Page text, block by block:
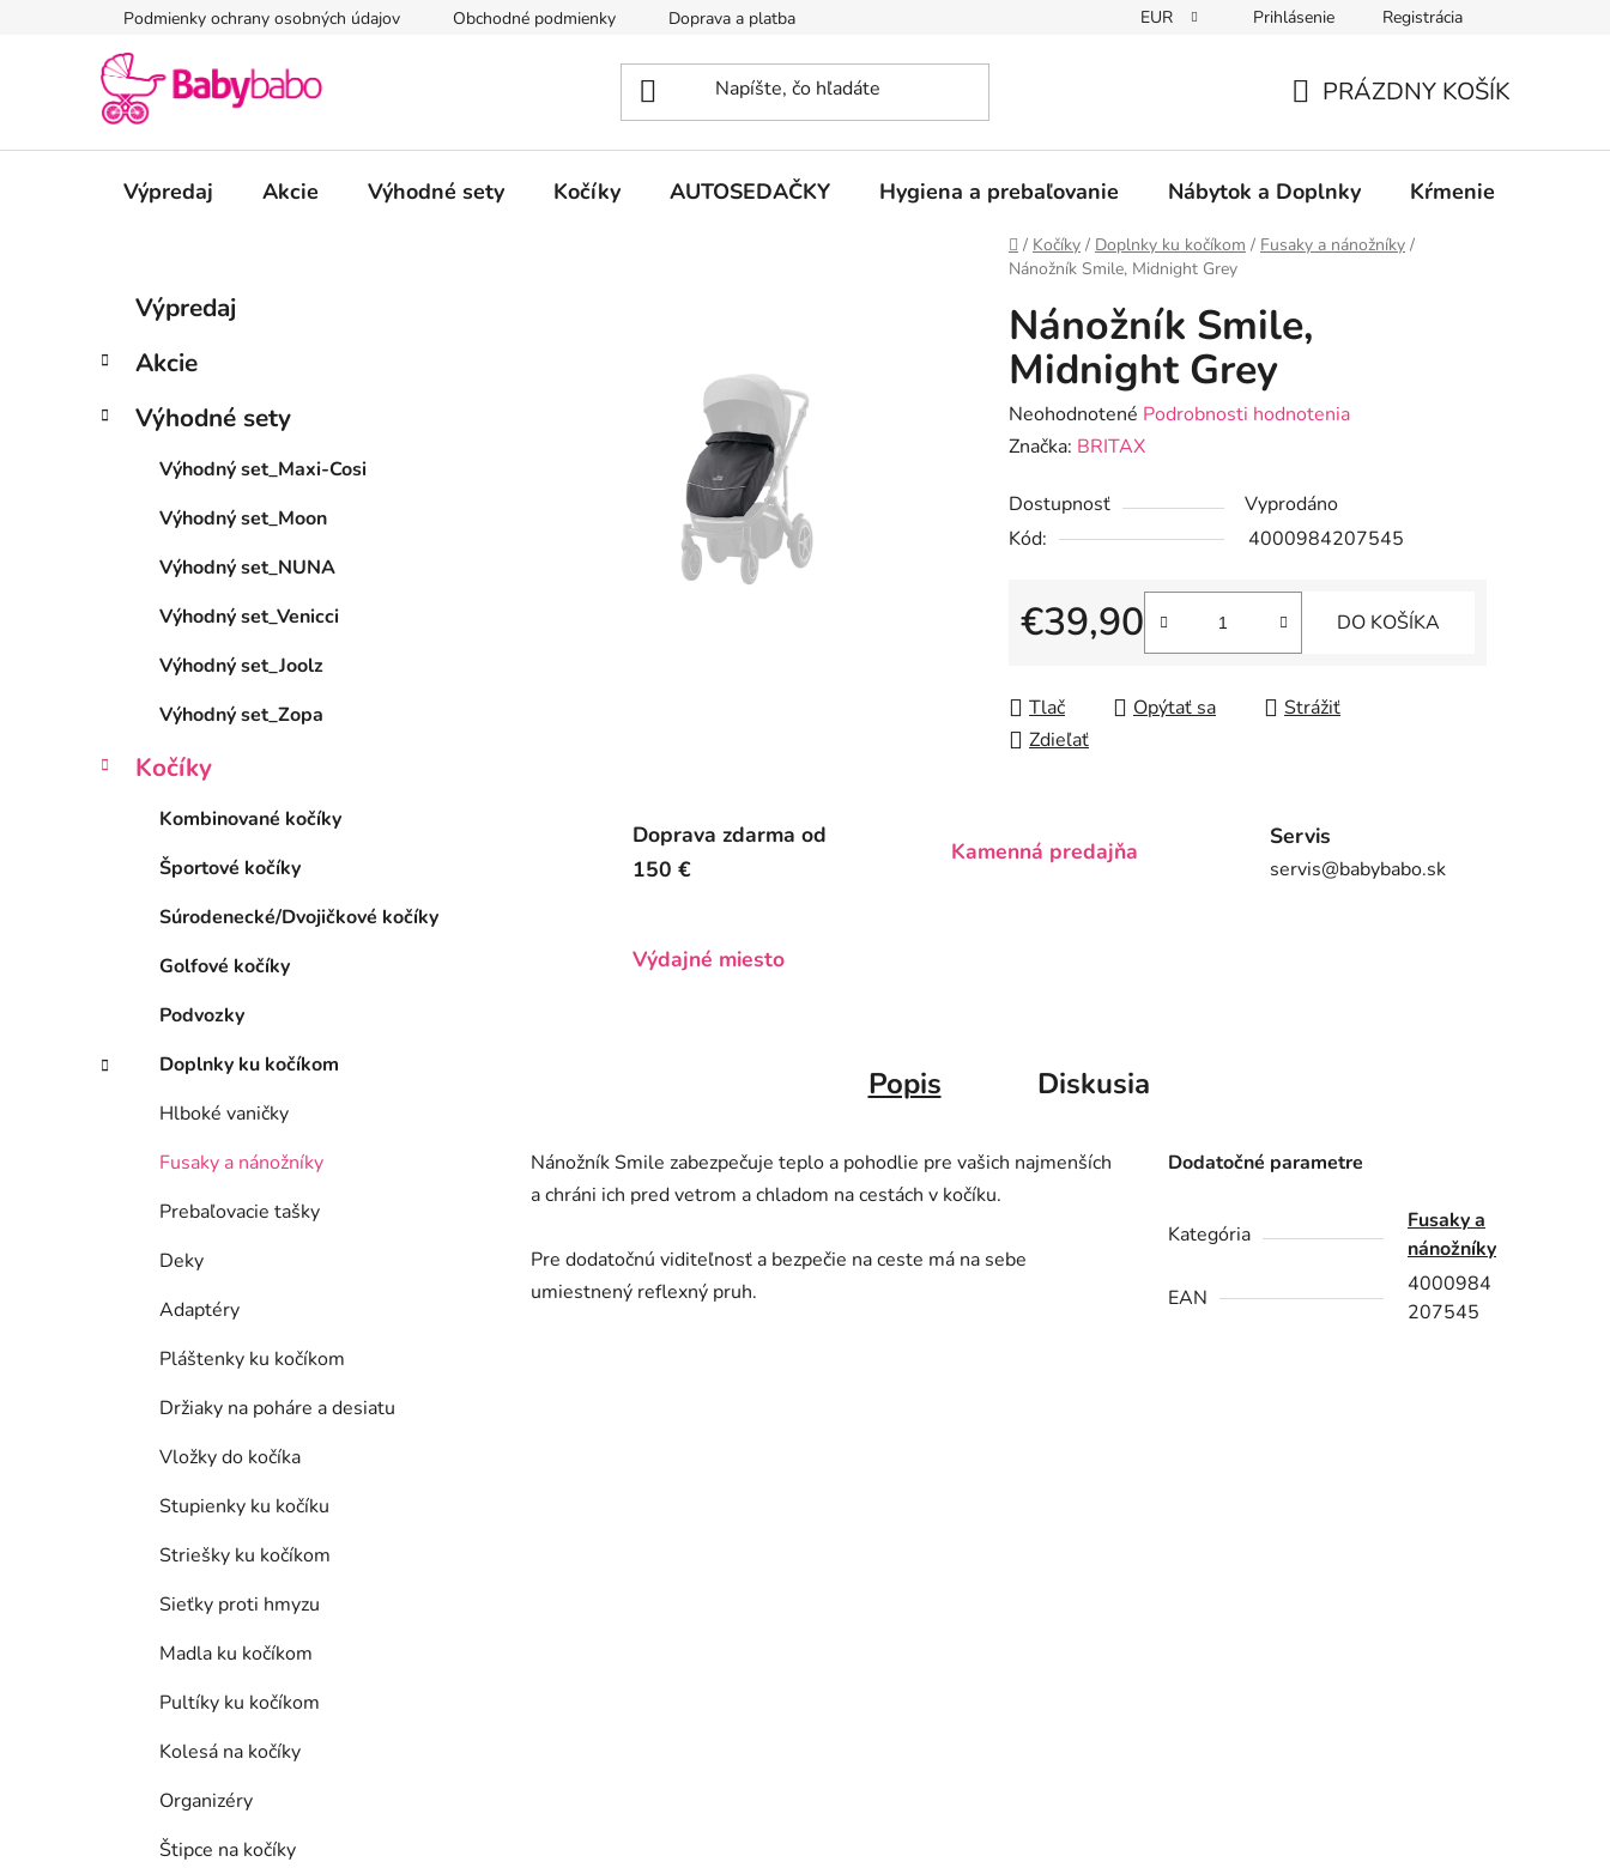
Podmienky ochrany osobných údajov Obchodné podmienky Doprava a platba EUR Prihlásenie Registrácia
KOŠÍK
PRÁZDNY KOŠÍK
Výpredaj Akcie Výhodné sety Kočíky AUTOSEDAČKY Hygiena a prebaľovanie Nábytok a Doplnky Kŕmenie
Domov
/ Kočíky / Doplnky ku kočíkom / Fusaky a nánožníky /
Nánožník Smile, Midnight Grey
č
ý
Preskočiť
kategórie
e
ó
Výpredaj
Akcie
Výhodné sety
Výhodný set_Maxi-Cosi
Výhodný set_Moon
Výhodný set_NUNA
Výhodný set_Venicci
Výhodný set_Joolz
Výhodný set_Zopa
Kočíky
Kombinované kočíky
Športové kočíky
Súrodenecké/Dvojičkové kočíky
Golfové kočíky
Podvozky
Doplnky ku kočíkom
Hlboké vaničky
Fusaky a nánožníky
Prebaľovacie tašky
Deky
Adaptéry
Pláštenky ku kočíkom
Držiaky na poháre a desiatu
Vložky do kočíka
Stupienky ku kočíku
Striešky ku kočíkom
Sieťky proti hmyzu
Madla ku kočíkom
Pultíky ku kočíkom
Kolesá na kočíky
Organizéry
Štipce na kočíky
Nánožník Smile,
Midnight Grey
Priemerné
hodnotenie
je
0,0
hviezdičiek.
Neohodnotené Podrobnosti hodnotenia
Značka: BRITAX
Dostupnosť
Vyprodáno
Kód:
4000984207545
€39,90
Jednotková cena:
DO KOŠÍKA
Tlač Opýtať sa
Strážiť
Zdieľať
Doprava zdarma od
150 €
Kamenná predajňa
Servis
servis@babybabo.sk
Výdajné miesto
Popis Diskusia
Nánožník Smile zabezpečuje teplo a pohodlie pre vašich najmenších
a chráni ich pred vetrom a chladom na cestách v kočíku.
Pre dodatočnú viditeľnosť a bezpečie na ceste má na sebe
umiestnený reflexný pruh.
Dodatočné parametre
Kategória
Fusaky a
nánožníky
EAN
4000984
207545